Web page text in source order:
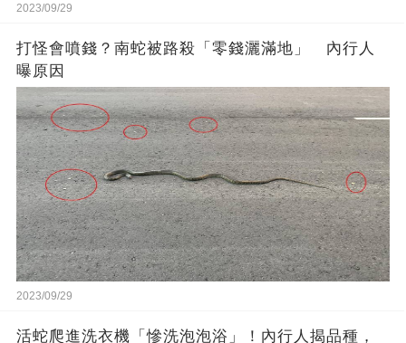
2023/09/29
打怪會噴錢？南蛇被路殺「零錢灑滿地」 內行人
曝原因
2023/09/29
活蛇爬進洗衣機「慘洗泡泡浴」！內行人揭品種，